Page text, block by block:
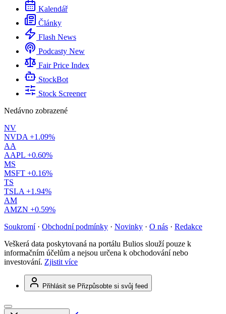
Kalendář
Články
Flash News
Podcasty New
Fair Price Index
StockBot
Stock Screener
Nedávno zobrazené
NV
NVDA +1.09%
AA
AAPL +0.60%
MS
MSFT +0.16%
TS
TSLA +1.94%
AM
AMZN +0.59%
Soukromí · Obchodní podmínky · Novinky · O nás · Redakce
Veškerá data poskytovaná na portálu Bulios slouží pouze k
informačním účelům a nejsou určena k obchodování nebo
investování. Zjistit více
Přihlásit se Přizpůsobte si svůj feed